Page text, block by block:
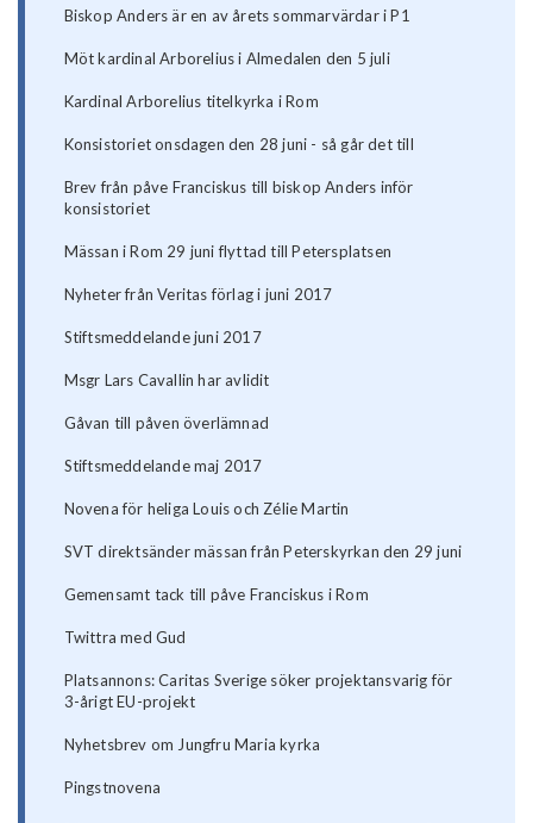
Biskop Anders är en av årets sommarvärdar i P1
Möt kardinal Arborelius i Almedalen den 5 juli
Kardinal Arborelius titelkyrka i Rom
Konsistoriet onsdagen den 28 juni - så går det till
Brev från påve Franciskus till biskop Anders inför
konsistoriet
Mässan i Rom 29 juni flyttad till Petersplatsen
Nyheter från Veritas förlag i juni 2017
Stiftsmeddelande juni 2017
Msgr Lars Cavallin har avlidit
Gåvan till påven överlämnad
Stiftsmeddelande maj 2017
Novena för heliga Louis och Zélie Martin
SVT direktsänder mässan från Peterskyrkan den 29 juni
Gemensamt tack till påve Franciskus i Rom
Twittra med Gud
Platsannons: Caritas Sverige söker projektansvarig för
3-årigt EU-projekt
Nyhetsbrev om Jungfru Maria kyrka
Pingstnovena